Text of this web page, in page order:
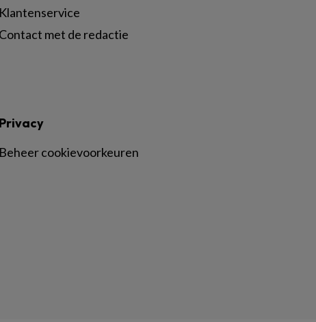
Klantenservice
Contact met de redactie
Privacy
Beheer cookievoorkeuren